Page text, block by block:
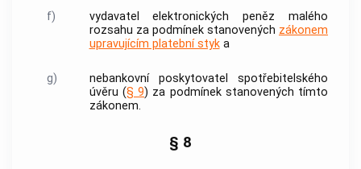
f)
vydavatel elektronických peněz malého
rozsahu za podmínek stanovených zákonem
upravujícím platební styka
g) nebankovní poskytovatel
spotřebitelského
úvěru (§ 9) za podmínek stanovených tímto
zákonem.
§ 8